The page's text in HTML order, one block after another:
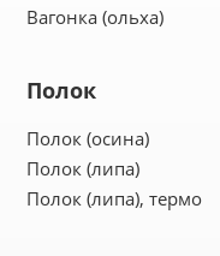
Вагонка (ольха)
Полок
Полок (осина)
Полок (липа)
Полок (липа), термо